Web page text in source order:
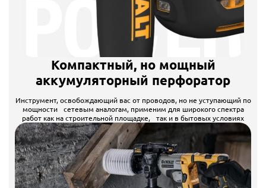
Компактный, но мощный
аккумуляторный перфоратор
Инструмент, освобождающий вас от проводов, но не уступающий по
мощности сетевым аналогам, применим для широкого спектра
работ как на строительной площадке, так и в бытовых условиях